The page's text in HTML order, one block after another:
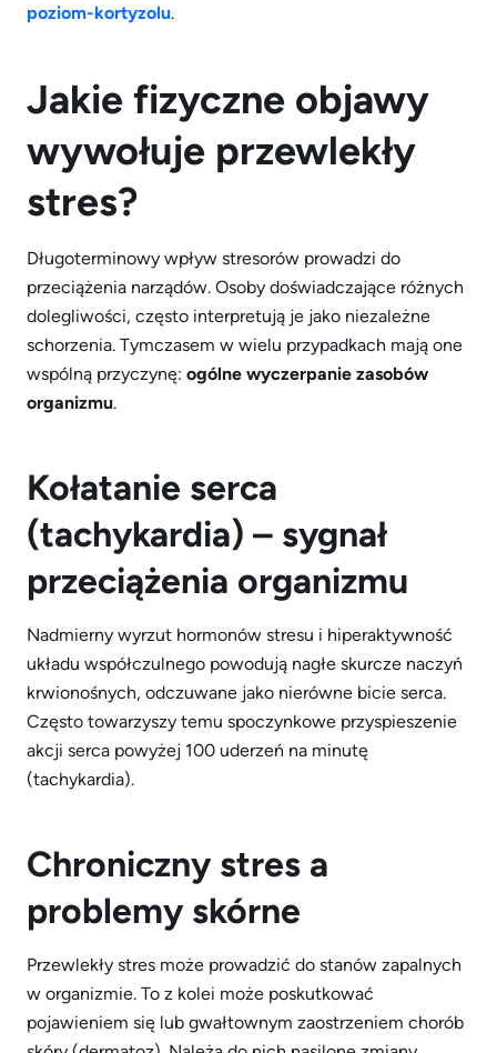
poziom-kortyzolu.
Jakie fizyczne objawy
wywołuje przewlekły
stres?
Długoterminowy wpływ stresorów prowadzi do
przeciążenia narządów. Osoby doświadczające różnych
dolegliwości, często interpretują je jako niezależne
schorzenia. Tymczasem w wielu przypadkach mają one
wspólną przyczynę: ogólne wyczerpanie zasobów
organizmu.
Kołatanie serca
(tachykardia) – sygnał
przeciążenia organizmu
Nadmierny wyrzut hormonów stresu i hiperaktywność
układu współczulnego powodują nagłe skurcze naczyń
krwionośnych, odczuwane jako nierówne bicie serca.
Często towarzyszy temu spoczynkowe przyspieszenie
akcji serca powyżej 100 uderzeń na minutę
(tachykardia).
Chroniczny stres a
problemy skórne
Przewlekły stres może prowadzić do stanów zapalnych
w organizmie. To z kolei może poskutkować
pojawieniem się lub gwałtownym zaostrzeniem chorób